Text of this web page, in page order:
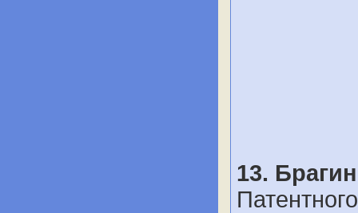
13.